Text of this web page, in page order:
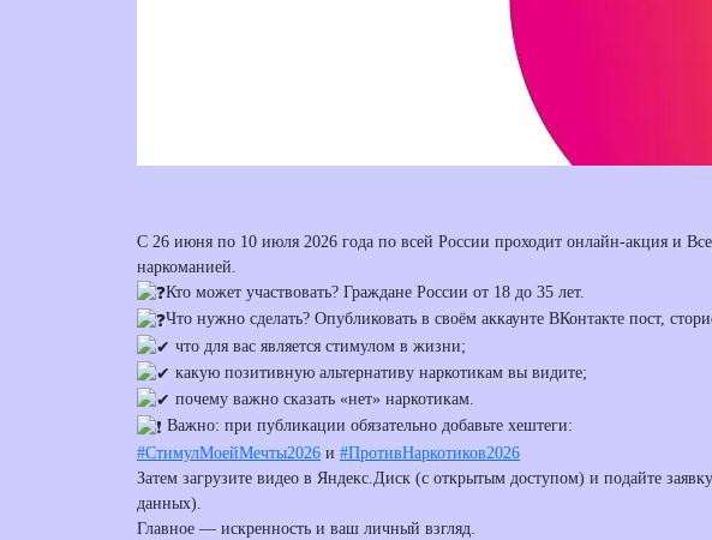
С 26 июня по 10 июля 2026 года по всей России проходит онлайн-акция и
наркоманией.
Кто может участвовать? Граждане России от 18 до 35 лет.
Что нужно сделать? Опубликовать в своём аккаунте ВКонтакте пост,
что для вас является стимулом в жизни;
какую позитивную альтернативу наркотикам вы видите;
почему важно сказать «нет» наркотикам.
️ Важно: при публикации обязательно добавьте хештеги:
#СтимулМоейМечты2026 и #ПротивНаркотиков2026
Затем загрузите видео в Яндекс.Диск (с открытым доступом) и подайте
данных).
Главное — искренность и ваш личный взгляд.